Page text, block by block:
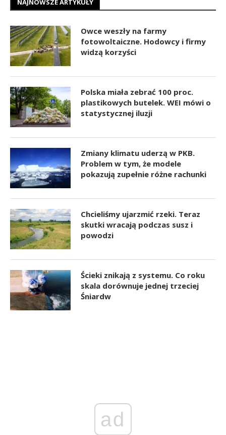
NAJNOWSZE ARTYKUŁY
Owce weszły na farmy
fotowoltaiczne. Hodowcy i firmy
widzą korzyści
Polska miała zebrać 100 proc.
plastikowych butelek. WEI mówi o
statystycznej iluzji
Zmiany klimatu uderzą w PKB.
Problem w tym, że modele
pokazują zupełnie różne rachunki
Chcieliśmy ujarzmić rzeki. Teraz
skutki wracają podczas susz i
powodzi
Ścieki znikają z systemu. Co roku
skala dorównuje jednej trzeciej
Śniardw
ad